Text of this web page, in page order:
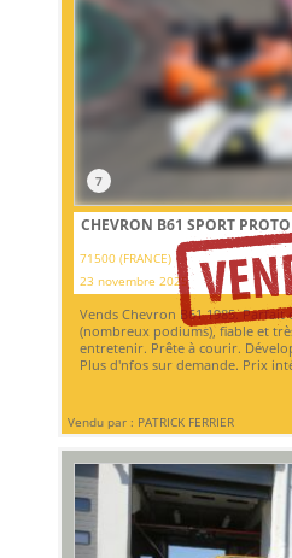
7
CHEVRON B61 SPORT
71500 (FRANCE)
23 novembre 2025
Vends Chevron B61 1985.
(nombreux podiums), fiable et
entretenir. Prête à courir.
Plus d'nfos sur demande. Prix
Vendu par : PATRICK FERRIER